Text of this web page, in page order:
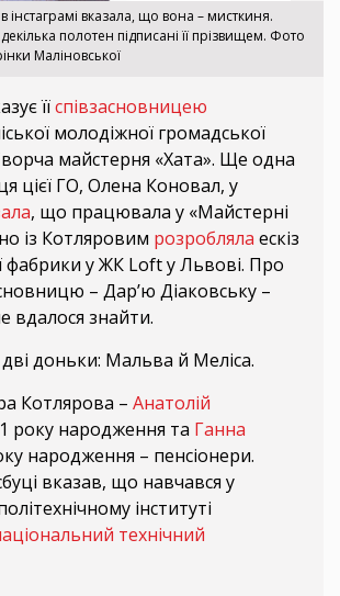
інстаграмі вказала, що вона – мисткиня.
полотен підписані її прізвищем. Фото
Маліновської
їїспівзасновницею
молодіжної громадської
майстерня «Хата». Ще одна
цієї ГО, Олена Коновал, у
, що працювала у «Майстерні
із Котляровим розробляла ескіз
фабрики у ЖК Loft у Львові. Про
– Дар’ю Діаковську –
вдалося знайти.
доньки: Мальва й Меліса.
Котлярова – Анатолій
року народження та Ганна
народження – пенсіонери.
вказав, що навчався у
інституті
технічний